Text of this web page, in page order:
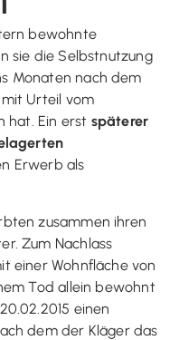
bewohnte
sie die Selbstnutzung
Monaten nach dem
Urteil vom
hat. Ein erst späterer
Erwerb als
zusammen ihren
Zum Nachlass
einer Wohnfläche von
Tod allein bewohnt
einen
dem der Kläger das